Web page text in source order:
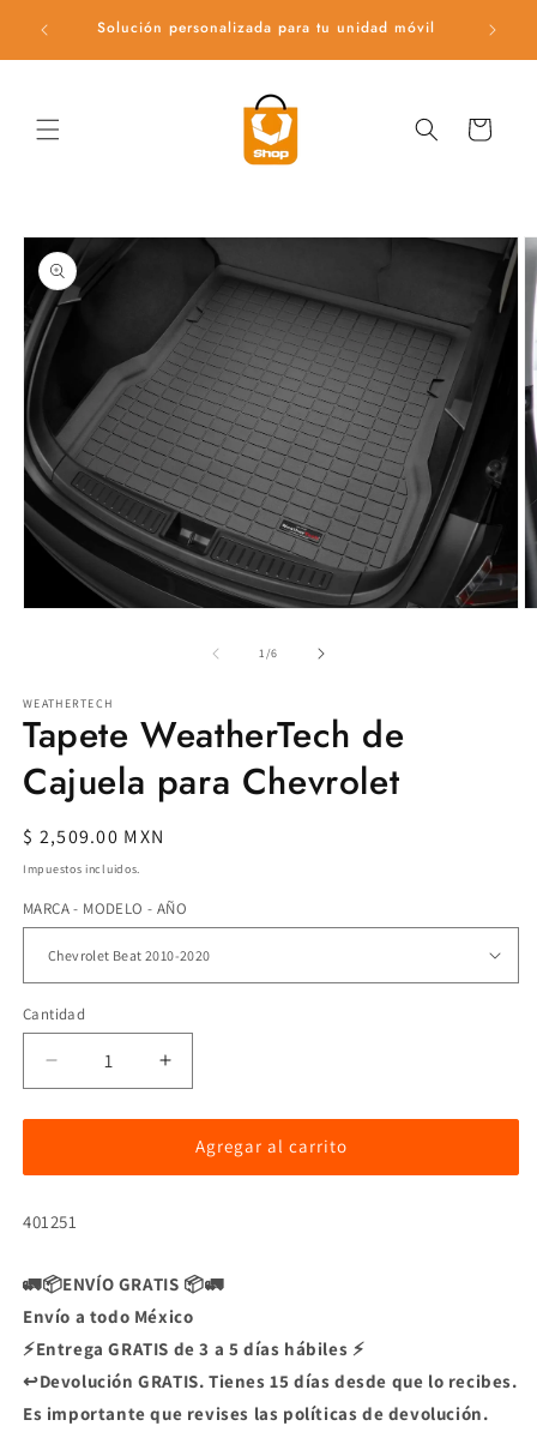
directamenteSolución personalizada para tu unidad móvil
Carrito
directamente
a la
información
del producto
una
ventana
modal
1/de
6
WEATHERTECH
Tapete WeatherTech de
Cajuela para Chevrolet
Precio
habitual
$ 2,509.00 MXN
Impuestos incluidos.
MARCA - MODELO - AÑO
Cantidad
Reducir
cantidad
para
WeatherTech
Cajuela
Chevrolet
Aumentar
cantidad
para
Tapete
WeatherTech
Chevrolet
Agregar al carrito
SKU:
401251
🚛📦ENVÍO GRATIS 📦🚛
Envío a todo México
⚡Entrega GRATIS de 3 a 5 días hábiles ⚡
↩️Devolución GRATIS. Tienes 15 días desde que lo recibes.
Es importante que revises las políticas de devolución.